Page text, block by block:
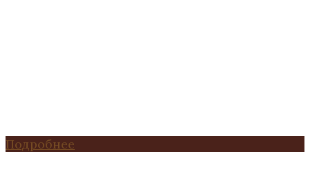
Подробнее